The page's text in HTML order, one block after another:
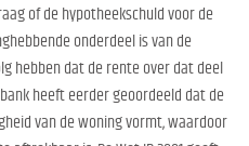
of de hypotheekschuld voor de
onderdeel is van de
hebben dat de rente over dat deel
heeft eerder geoordeeld dat de
van de woning vormt, waardoor